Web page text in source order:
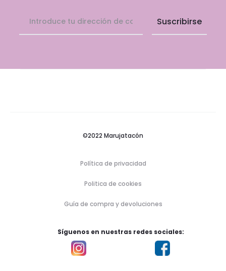
©2022 Marujatacón
Política de privacidad
Politica de cookies
Guía de compra y devoluciones
Síguenos en nuestras redes sociales: